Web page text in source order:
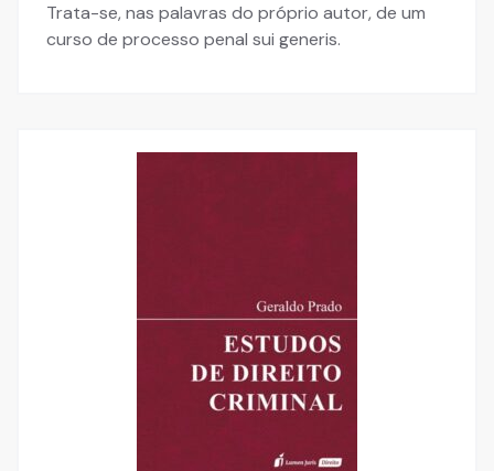
Trata-se, nas palavras do próprio autor, de um
curso de processo penal sui generis.